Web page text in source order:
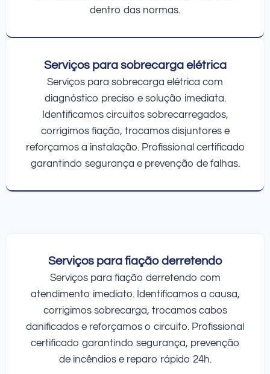
dentro das normas.
Serviços para sobrecarga elétrica
Serviços para sobrecarga elétrica com
diagnóstico preciso e solução imediata.
Identificamos circuitos sobrecarregados,
corrigimos fiação, trocamos disjuntores e
reforçamos a instalação. Profissional certificado
garantindo segurança e prevenção de falhas.
Serviços para fiação derretendo
Serviços para fiação derretendo com
atendimento imediato. Identificamos a causa,
corrigimos sobrecarga, trocamos cabos
danificados e reforçamos o circuito. Profissional
certificado garantindo segurança, prevenção
de incêndios e reparo rápido 24h.